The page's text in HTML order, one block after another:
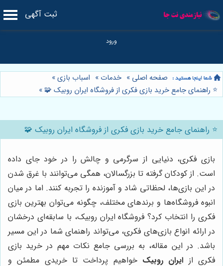
ثبت آگهی
صفحه اصلی » خدمات » اسباب بازی»
⭐️ راهنمای جامع خرید بازی فکری از فروشگاه ایران روبیک 🧩 »
⭐️ راهنمای جامع خرید بازی فکری از فروشگاه ایران روبیک 🧩
بازی فکری، دنیایی از سرگرمی و چالش را در خود جای داده
است. از کودکان گرفته تا بزرگسالان، همگی می‌توانند با غرق شدن
در این بازی‌ها، لحظاتی شاد و آموزنده را تجربه کنند. اما در میان
انبوه فروشگاه‌ها و برندهای مختلف، چگونه می‌توان بهترین بازی
فکری را انتخاب کرد؟ فروشگاه ایران روبیک، با سابقه‌ای درخشان
در ارائه انواع بازی‌های فکری، می‌تواند راهنمای شما در این مسیر
باشد. در این مقاله، به بررسی جامع نکات مهم در خرید بازی
فکری از ایران روبیک خواهیم پرداخت تا خریدی مطمئن و